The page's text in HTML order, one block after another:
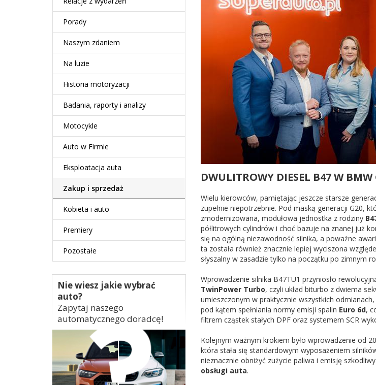
DWULITROWY DIESEL B47 W
Wielu kierowców, pamiętając jeszcze starsze
zupełnie niepotrzebnie. Pod maską generacji G20,
zmodernizowana, modułowa jednostka z rodziny
półlitrowych cylindrów i choć bazuje na znanej już
się na ogólną niezawodność silnika, a poważne
ta została również znacznie lepiej wyciszona
słyszalny w zasadzie tylko na początku po zimnym
Wprowadzenie silnika B47TU1 przyniosło
TwinPower Turbo, czyli układ biturbo z dwiema
umieszczonym w praktycznie wszystkich
pod kątem spełniania normy emisji spalin Euro 6d,
filtrem cząstek stałych DPF oraz systemem SCR
Kolejnym ważnym krokiem było wprowadzenie od
która stała się standardowym wyposażeniem
nieznacznie obniżyć zużycie paliwa i emisję
obsługi auta.
Porady
Naszym zdaniem
Na luzie
Historia motoryzacji
Badania, raporty i analizy
Motocykle
Auto w Firmie
Eksploatacja auta
Zakup i sprzedaż
Kobieta i auto
Premiery
Pozostałe
Nie wiesz jakie wybrać
auto?
Zapytaj naszego
automatycznego doradcę!